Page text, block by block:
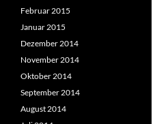
Februar 2015
Januar 2015
Dezember 2014
November 2014
Oktober 2014
September 2014
August 2014